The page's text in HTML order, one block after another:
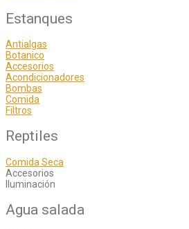
Estanques
Antialgas
Botanico
Accesorios
Acondicionadores
Bombas
Comida
Filtros
Reptiles
Comida Seca
Accesorios
Iluminación
Agua salada